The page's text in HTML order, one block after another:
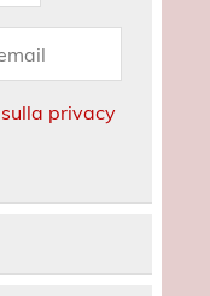
privacy